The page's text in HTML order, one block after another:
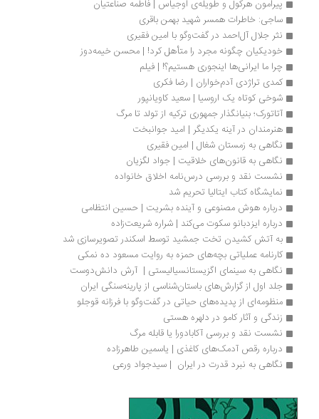
پیرامون هرکول و طویله‌ی اوجیاس | فاطمه صناعتیان
ساجی: خاطرات همسر شهید بهمن باقری
نثر جلال آل‌احمد در گفت‌وگو با امین فقیری
خودیکیان چگونه مجرد را متأهل کرد! | محسن خیمه‌دوز
چرا ما ایرانی‌ها اینجوری هستیم؟! | فیلم
کمدی تراژدی آدم‌خواران | رضا فکری
شوخی کوتاه یک اروسیا | سعید کاویانپور
آتاتورک؛ بنیانگذار جمهوری ترکیه از تولد تا مرگ
هنرمندان در آینه یکدیگر | امید جوانبخت
نگاهی به زمستان شغال | امین فقیری
نگاهی به قانون‌های خلاقیت | جواد لگزیان
نشست نقد و بررسی درس‌نامه اخلاق خانواده
نمایشگاه کتاب ایتالیا تحریم شد
درباره هوش مصنوعی و آینده بشریت | حسین انتظامی
درباره ایزدبانو سکوت می‌کند | شراره شریعت‌زاده
به آتش کشیدن تخت جمشید توسط اسکندر تصویرسازی شد
کارنامه عملیاتی بچه‌های حمزه به روایت مسعود ده نمکی
نگاهی به سینمای اگزیستانسیالیستی |  آرش دانش‌دوست
جلد اول از گزارش‌های باستان‌شناسی از پارینه‌سنگی ایران
منظومه‌ای از پدیده‌های حیاتی در گفت‌وگو با فرزانه قوجلو
زندگی و آثار کامو در دلهره هستی
نشست نقد و بررسی آکابادورا یا قابله مرگ
درباره رقص آدمک‏‌های کاغذی | یاسمین طاهرزاده
نگاهی به نبرد قدرت در ایران  | سیدجواد ورعی